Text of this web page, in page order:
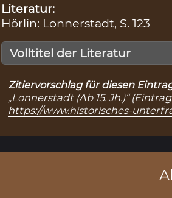
Literatur:
Hörlin: Lonnerstadt, S. 123
Volltitel der Literatur
Zitiervorschlag für diesen
„Lonnerstadt (Ab 15. Jh.)“
https://www.historisches-